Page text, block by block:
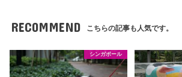
RECOMMEND こちらの記事も人気です。
シンガポール